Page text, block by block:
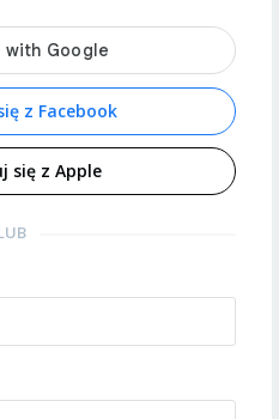
z Facebook
się z Apple